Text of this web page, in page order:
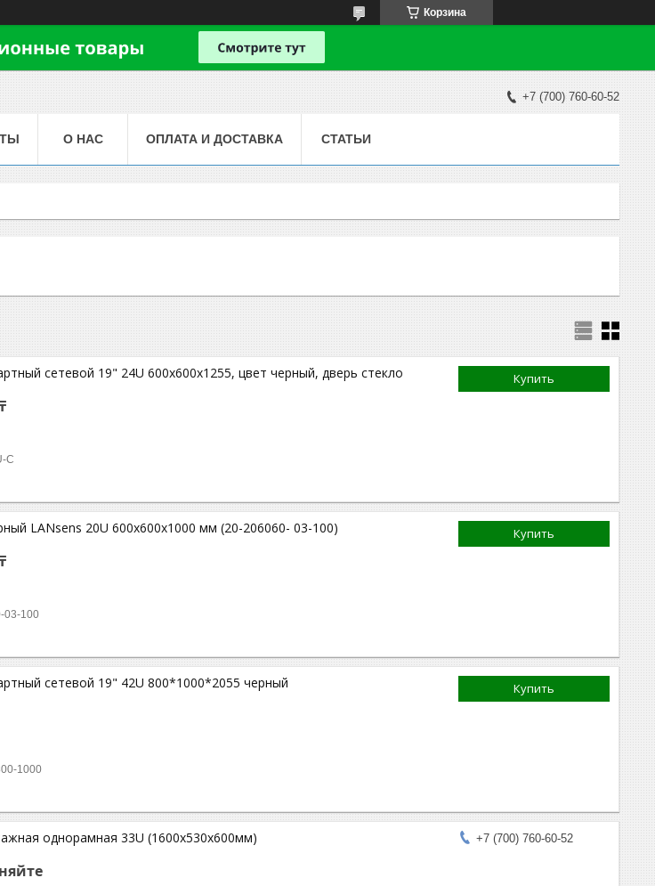
Корзина
+7 (700) 760-60-52
О НАС ОПЛАТА И ДОСТАВКА СТАТЬИ
Купить
сетевой 19" 24U 600х600х1255, цвет черный, дверь стекло
C
Купить
LANsens 20U 600x600x1000 мм (20-206060- 03-100)
03-100
Купить
сетевой 19" 42U 800*1000*2055 черный
1000
+7 (700) 760-60-52
однорамная 33U (1600х530х600мм)